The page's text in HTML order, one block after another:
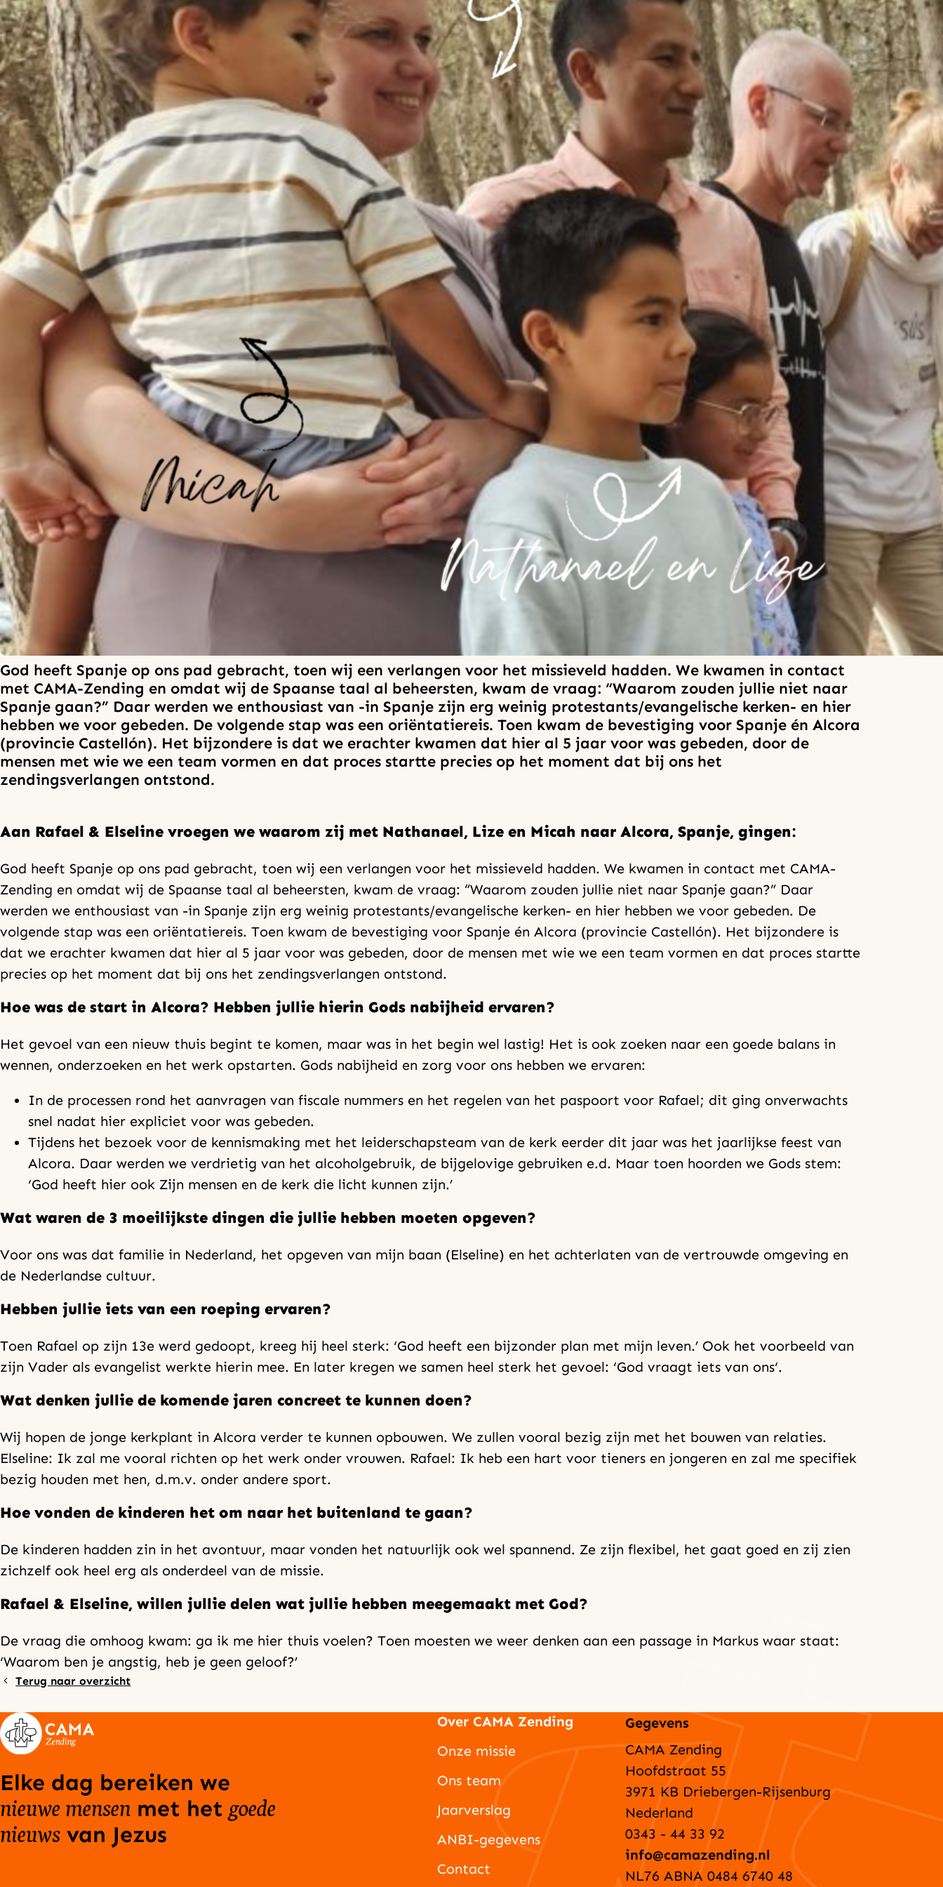
God heeft Spanje op ons pad gebracht, toen wij een verlangen voor het missieveld hadden. We kwamen in contact
met CAMA-Zending en omdat wij de Spaanse taal al beheersten, kwam de vraag: “Waarom zouden jullie niet naar
Spanje gaan?” Daar werden we enthousiast van -in Spanje zijn erg weinig protestants/evangelische kerken- en hier
hebben we voor gebeden. De volgende stap was een oriëntatiereis. Toen kwam de bevestiging voor Spanje én Alcora
(provincie Castellón). Het bijzondere is dat we erachter kwamen dat hier al 5 jaar voor was gebeden, door de
mensen met wie we een team vormen en dat proces startte precies op het moment dat bij ons het
zendingsverlangen ontstond.
Aan Rafael & Elseline vroegen we waarom zij met Nathanael, Lize en Micah naar Alcora, Spanje, gingen:
God heeft Spanje op ons pad gebracht, toen wij een verlangen voor het missieveld hadden. We kwamen in contact met CAMA-
Zending en omdat wij de Spaanse taal al beheersten, kwam de vraag: “Waarom zouden jullie niet naar Spanje gaan?” Daar
werden we enthousiast van -in Spanje zijn erg weinig protestants/evangelische kerken- en hier hebben we voor gebeden. De
volgende stap was een oriëntatiereis. Toen kwam de bevestiging voor Spanje én Alcora (provincie Castellón). Het bijzondere is
dat we erachter kwamen dat hier al 5 jaar voor was gebeden, door de mensen met wie we een team vormen en dat proces startte
precies op het moment dat bij ons het zendingsverlangen ontstond.
Hoe was de start in Alcora? Hebben jullie hierin Gods nabijheid ervaren?
Het gevoel van een nieuw thuis begint te komen, maar was in het begin wel lastig! Het is ook zoeken naar een goede balans in
wennen, onderzoeken en het werk opstarten. Gods nabijheid en zorg voor ons hebben we ervaren:
In de processen rond het aanvragen van fiscale nummers en het regelen van het paspoort voor Rafael; dit ging onverwachts
snel nadat hier expliciet voor was gebeden.
Tijdens het bezoek voor de kennismaking met het leiderschapsteam van de kerk eerder dit jaar was het jaarlijkse feest van
Alcora. Daar werden we verdrietig van het alcoholgebruik, de bijgelovige gebruiken e.d. Maar toen hoorden we Gods stem:
‘God heeft hier ook Zijn mensen en de kerk die licht kunnen zijn.’
Wat waren de 3 moeilijkste dingen die jullie hebben moeten opgeven?
Voor ons was dat familie in Nederland, het opgeven van mijn baan (Elseline) en het achterlaten van de vertrouwde omgeving en
de Nederlandse cultuur.
Hebben jullie iets van een roeping ervaren?
Toen Rafael op zijn 13e werd gedoopt, kreeg hij heel sterk: ‘God heeft een bijzonder plan met mijn leven.’ Ook het voorbeeld van
zijn Vader als evangelist werkte hierin mee. En later kregen we samen heel sterk het gevoel: ‘God vraagt iets van ons‘.
Wat denken jullie de komende jaren concreet te kunnen doen?
Wij hopen de jonge kerkplant in Alcora verder te kunnen opbouwen. We zullen vooral bezig zijn met het bouwen van relaties.
Elseline: Ik zal me vooral richten op het werk onder vrouwen. Rafael: Ik heb een hart voor tieners en jongeren en zal me specifiek
bezig houden met hen, d.m.v. onder andere sport.
Hoe vonden de kinderen het om naar het buitenland te gaan?
De kinderen hadden zin in het avontuur, maar vonden het natuurlijk ook wel spannend. Ze zijn flexibel, het gaat goed en zij zien
zichzelf ook heel erg als onderdeel van de missie.
Rafael & Elseline, willen jullie delen wat jullie hebben meegemaakt met God?
De vraag die omhoog kwam: ga ik me hier thuis voelen? Toen moesten we weer denken aan een passage in Markus waar staat:
‘Waarom ben je angstig, heb je geen geloof?’
Terug naar overzicht
Elke dag bereiken we
nieuwe mensen met het goede
nieuws van Jezus
Over CAMA Zending
Onze missie
Ons team
Jaarverslag
ANBI-gegevens
Contact
Gegevens
CAMA Zending
Hoofdstraat 55
3971 KB Driebergen-Rijsenburg
Nederland
0343 - 44 33 92
info@camazending.nl
NL76 ABNA 0484 6740 48